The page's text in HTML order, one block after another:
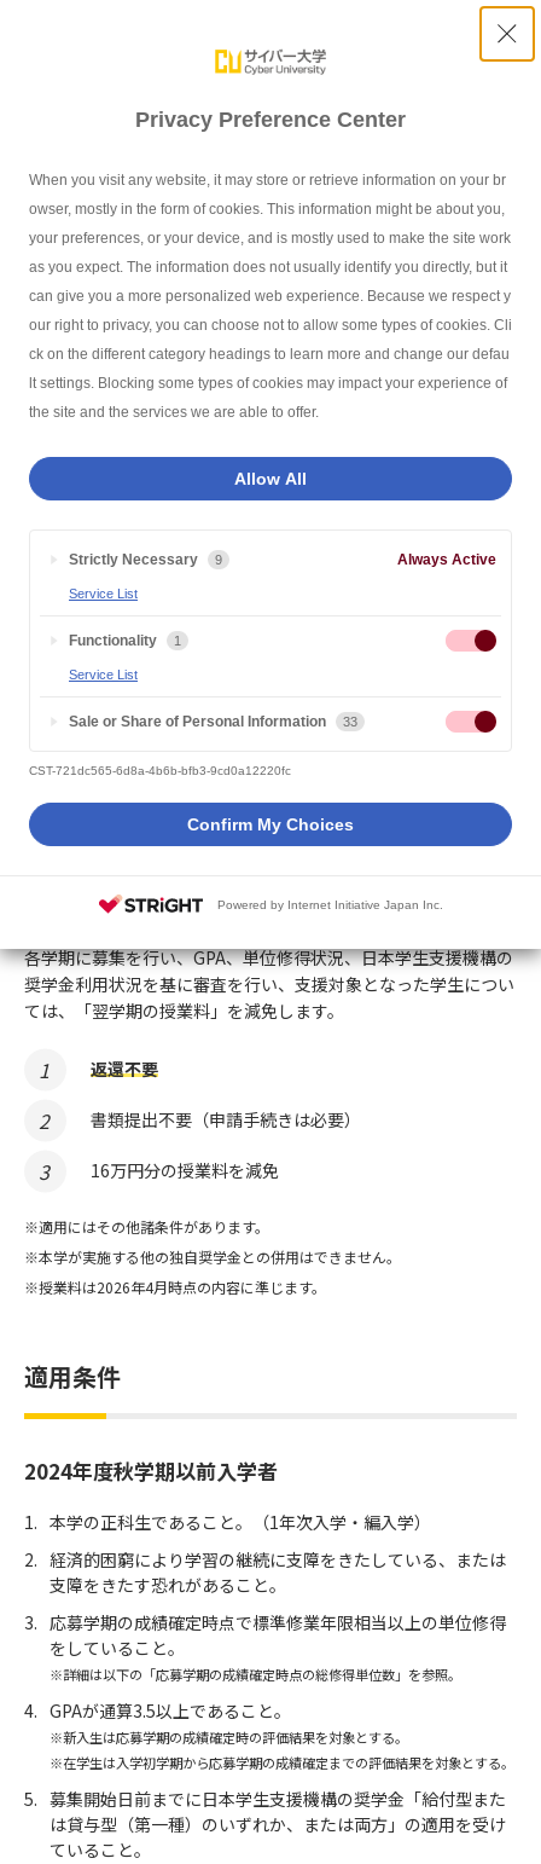
Privacy Preference Center
When you visit any website, it may store or retrieve information on your br
owser, mostly in the form of cookies. This information might be about you,
your preferences, or your device, and is mostly used to make the site work
as you expect. The information does not usually identify you directly, but it
can give you a more personalized web experience. Because we respect y
our right to privacy, you can choose not to allow some types of cookies. Cli
ck on the different category headings to learn more and change our defau
lt settings. Blocking some types of cookies may impact your experience of
the site and the services we are able to offer.
Allow All
Strictly Necessary 9 Always Active
Service List
Functionality 1
Service List
Sale or Share of Personal Information 33
CST-721dc565-6d8a-4b6b-bfb3-9cd0a12220fc
Confirm My Choices
Powered by Internet Initiative Japan Inc.
サイバー大学 修学支援奨学金
サイバー大学TOP 学費・奨学金 サイバー大学 修学支援奨学金
制度の概要・目的
学習意欲のある成績優秀な学生が、経済的な理由により学習の継
続に支障をきたすことなく学業に専念できるよう、翌学期の授業
本制度は、日本学生支援機構の給付型または貸与型（第一種）の
各学期に募集を行い、GPA、単位修得状況、日本学生支援機構の
奨学金利用状況を基に審査を行い、支援対象となった学生につい
ては、「翌学期の授業料」を減免します。
返還不要
書類提出不要（申請手続きは必要）
16万円分の授業料を減免
適用にはその他諸条件があります。
本学が実施する他の独自奨学金との併用はできません。
授業料は2026年4月時点の内容に準じます。
適用条件
2024年度秋学期以前入学者
本学の正科生であること。（1年次入学・編入学）
経済的困窮により学習の継続に支障をきたしている、または
支障をきたす恐れがあること。
応募学期の成績確定時点で標準修業年限相当以上の単位修得
をしていること。
※詳細は以下の「応募学期の成績確定時点の総修得単位数」を参照。
GPAが通算3.5以上であること。
※新入生は応募学期の成績確定時の評価結果を対象とする。
※在学生は入学初学期から応募学期の成績確定までの評価結果を対象とする。
募集開始日前までに日本学生支援機構の奨学金「給付型また
は貸与型（第一種）のいずれか、または両方」の適用を受け
ていること。